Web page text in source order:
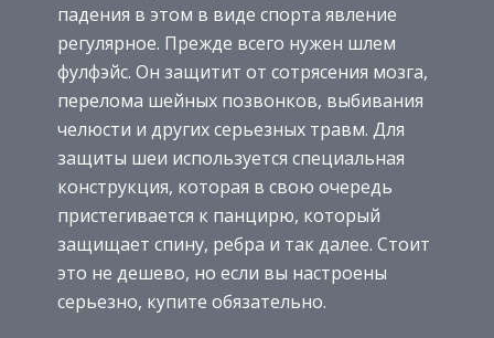
падения в этом в виде спорта явление
регулярное. Прежде всего нужен шлем
фулфэйс. Он защитит от сотрясения мозга,
перелома шейных позвонков, выбивания
челюсти и других серьезных травм. Для
защиты шеи используется специальная
конструкция, которая в свою очередь
пристегивается к панцирю, который
защищает спину, ребра и так далее. Стоит
это не дешево, но если вы настроены
серьезно, купите обязательно.